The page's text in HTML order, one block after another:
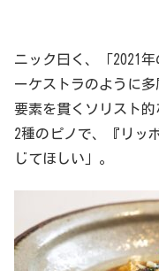
ニック曰く、「2021
ーケストラのように
要素を貫くソリスト
2種のピノで、『リッ
じてほしい」。